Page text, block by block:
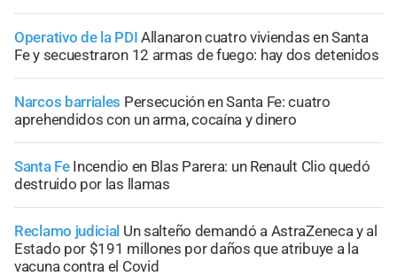
Operativo de la PDI Allanaron cuatro viviendas en Santa
Fe y secuestraron 12 armas de fuego: hay dos detenidos
Narcos barriales Persecución en Santa Fe: cuatro
aprehendidos con un arma, cocaína y dinero
Santa Fe Incendio en Blas Parera: un Renault Clio quedó
destruido por las llamas
Reclamo judicial Un salteño demandó a AstraZeneca y al
Estado por $191 millones por daños que atribuye a la
vacuna contra el Covid